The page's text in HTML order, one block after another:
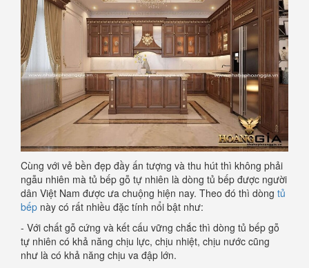
Cùng với vẻ bền đẹp đầy ấn tượng và thu hút thì không phải
ngẫu nhiên mà tủ bếp gỗ tự nhiên là dòng tủ bếp được người
dân Việt Nam được ưa chuộng hiện nay. Theo đó thì dòng tủ
bếp này có rất nhiều đặc tính nổi bật như:
- Với chất gỗ cứng và kết cấu vững chắc thì dòng tủ bếp gỗ
tự nhiên có khả năng chịu lực, chịu nhiệt, chịu nước cũng
như là có khả năng chịu va đập lớn.